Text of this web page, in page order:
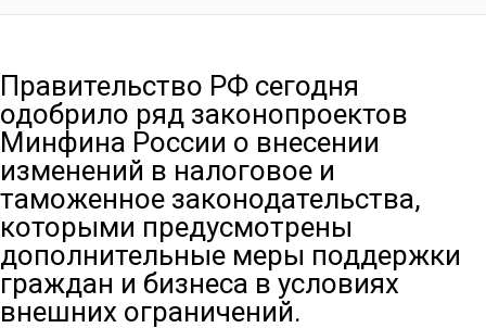
Правительство РФ сегодня
одобрило ряд законопроектов
Минфина России о внесении
изменений в налоговое и
таможенное законодательства,
которыми предусмотрены
дополнительные меры поддержки
граждан и бизнеса в условиях
внешних ограничений.